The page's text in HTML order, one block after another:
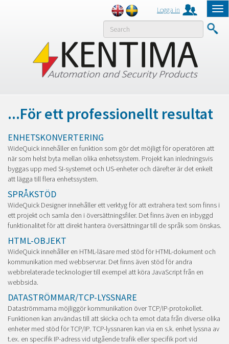
Logga in
MENY
...För ett professionellt resultat
ENHETSKONVERTERING
WideQuick innehåller en funktion som gör det möjligt för operatören att
när som helst byta mellan olika enhetssystem. Projekt kan inledningsvis
byggas upp med SI-systemet och US-enheter och därefter är det enkelt
att lägga till flera enhetssystem.
SPRÅKSTÖD
WideQuick Designer innehåller ett verktyg för att extrahera text som finns i
ett projekt och samla den i översättningsfiler. Det finns även en inbyggd
funktionalitet för att direkt hantera översättningar till de språk som önskas.
HTML-OBJEKT
WideQuick innehåller en HTML-läsare med stöd för HTML-dokument och
kommunikation med webbservrar. Det finns även stöd för andra
webbrelaterade tecknologier till exempel att köra JavaScript från en
webbsida.
DATASTRÖMMAR/TCP-LYSSNARE
Dataströmmarna möjliggör kommunikation över TCP/IP-protokollet.
Funktionen kan användas till att skicka och ta emot data från diverse olika
enheter med stöd för TCP/IP. TCP-lyssnaren kan via en s.k. enhet lyssna av
t.ex. en specifik IP-adress vid utgående trafik eller specifik port vid